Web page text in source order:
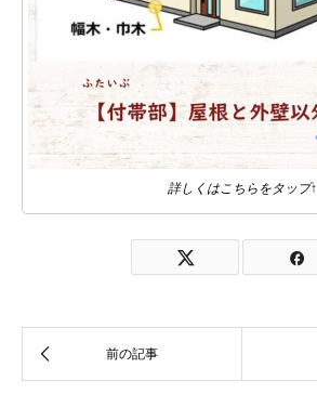
詳しくはこちらをタップ↑